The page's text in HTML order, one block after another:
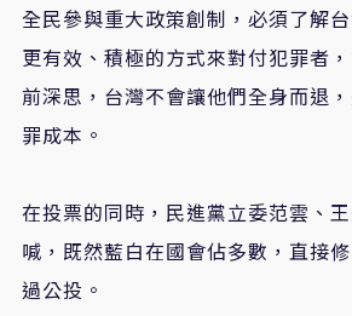
全民參與重大政策創制，必須了解
更有效、積極的方式來對付犯罪者
前深思，台灣不會讓他們全身而退
罪成本。
在投票的同時，民進黨立委范雲、
喊，既然藍白在國會佔多數，直接
過公投。